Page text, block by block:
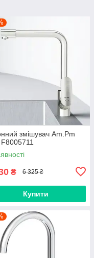
змішувач Am.Pm
₴ 6 325 ₴
Купити